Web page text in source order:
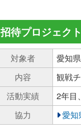
招待プロジェク
対象者
愛知
内容
観戦
活動実績
2年目
協力
愛知